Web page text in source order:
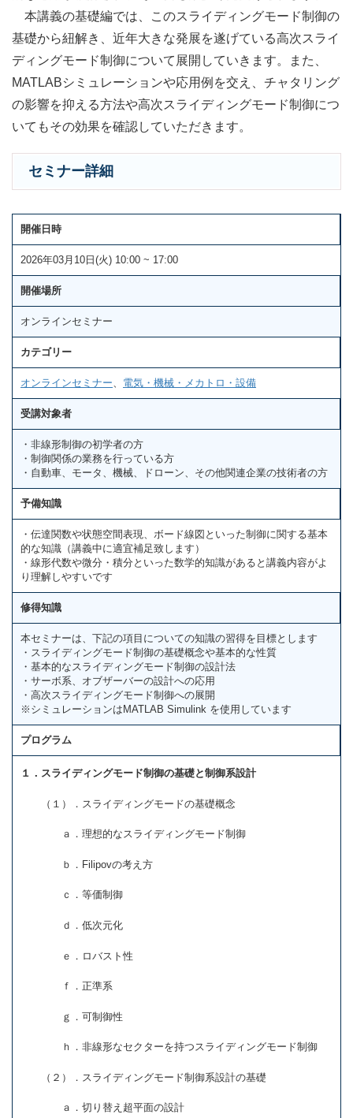
本講義の基礎編では、このスライディングモード制御の
基礎から紐解き、近年大きな発展を遂げている高次スライ
ディングモード制御について展開していきます。また、
MATLABシミュレーションや応用例を交え、チャタリング
の影響を抑える方法や高次スライディングモード制御につ
いてもその効果を確認していただきます。
セミナー詳細
開催日時
2026年03月10日(火) 10:00 ~ 17:00
開催場所
オンラインセミナー
カテゴリー
オンラインセミナー 電気・機械・メカトロ・設備
受講対象者
・非線形制御の初学者の方
・制御関係の業務を行っている方
・自動車、モータ、機械、ドローン、その他関連企業の技術者の方
予備知識
・伝達関数や状態空間表現、ボード線図といった制御に関する基本
的な知識（講義中に適宜補足致します）
・線形代数や微分・積分といった数学的知識があると講義内容がよ
り理解しやすいです
修得知識
本セミナーは、下記の項目についての知識の習得を目標とします
・スライディングモード制御の基礎概念や基本的な性質
・基本的なスライディングモード制御の設計法
・サーボ系、オブザーバーの設計への応用
・高次スライディングモード制御への展開
※シミュレーションはMATLAB Simulink を使用しています
プログラム
１．スライディングモード制御の基礎と制御系設計
（１）．スライディングモードの基礎概念
ａ．理想的なスライディングモード制御
ｂ．Filipovの考え方
ｃ．等価制御
ｄ．低次元化
ｅ．ロバスト性
ｆ．正準系
ｇ．可制御性
ｈ．非線形なセクターを持つスライディングモード制御
（２）．スライディングモード制御系設計の基礎
ａ．切り替え超平面の設計